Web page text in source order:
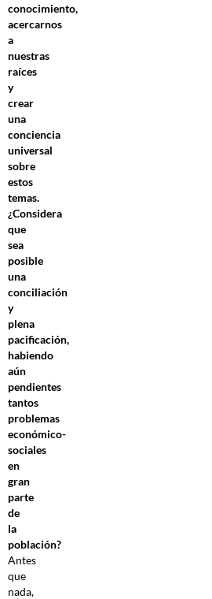
conocimiento,
acercarnos
a
nuestras
raíces
y
crear
una
conciencia
universal
sobre
estos
temas.
¿Considera
que
sea
posible
una
conciliación
y
plena
pacificación,
habiendo
aún
pendientes
tantos
problemas
económico-
sociales
en
gran
parte
de
la
población?
Antes
que
nada,